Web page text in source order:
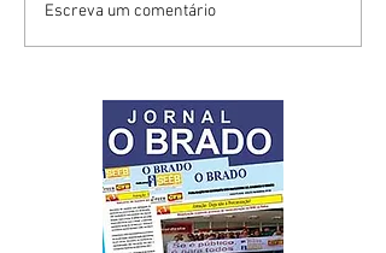
Escreva um comentário